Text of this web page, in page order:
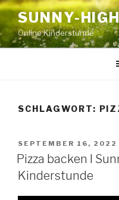
Zum
Inhalt
springen
SUNNY-
Online Kinderstunde
SCHLAGWORT:
VERÖFFENTLICHT
AM
SEPTEMBER 16, 2022
Pizza backen I
Kinderstunde